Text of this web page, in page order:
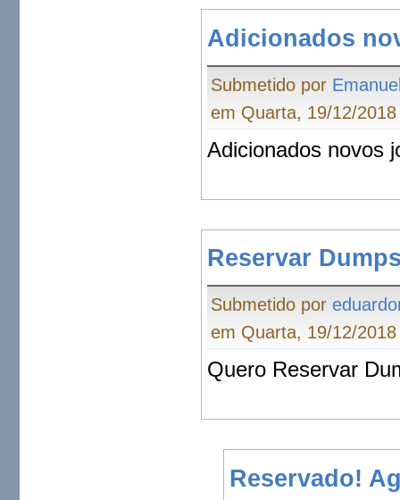
Adicionados
Submetido por
em Quarta, 19/12/
Adicionados novos
Reservar
Submetido por
em Quarta, 19/12/
Quero Reservar
Reservado!